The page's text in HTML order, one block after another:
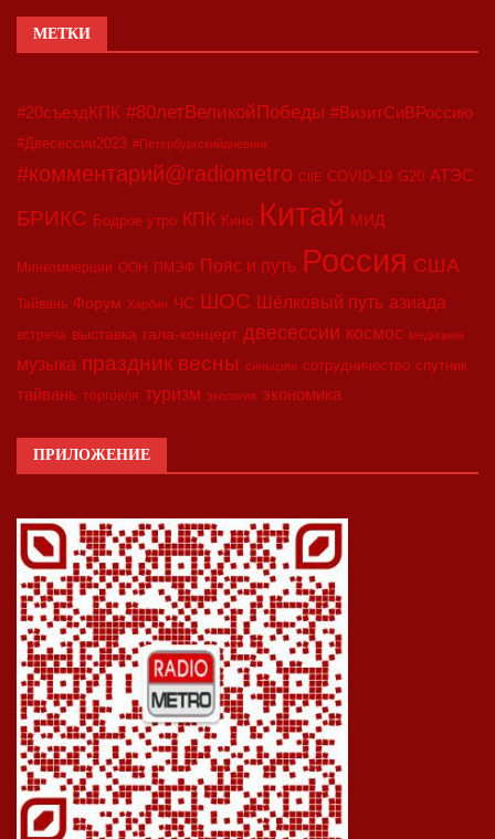
МЕТКИ
#20съездКПК #80летВеликойПобеды #ВизитСиВРоссию
#Двесессии2023 #Петербургскийдневник
#комментарий@radiometro CIIE COVID-19 G20 АТЭС
БРИКС Бодрое утро КПК Кино Китай МИД
Минкоммерции ООН ПМЭФ Пояс и путь Россия США
Тайвань Форум Харбин ЧС ШОС Шёлковый путь азиада
встреча выставка гала-концерт двесессии космос медицина
музыка праздник весны синьцзян сотрудничество спутник
тайвань торговля туризм экология экономика
ПРИЛОЖЕНИЕ